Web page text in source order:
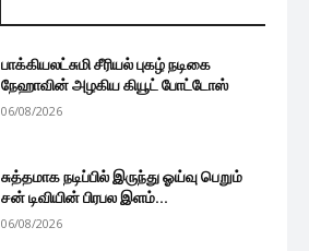
பாக்கியலட்சுமி சீரியல் புகழ் நடிகை
நேஹாவின் அழகிய கியூட் போட்டோஸ்
06/08/2026
சுத்தமாக நடிப்பில் இருந்து ஓய்வு பெறும்
சன் டிவியின் பிரபல இளம்...
06/08/2026